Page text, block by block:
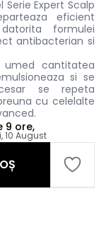
Expert Scalp
eficient
formulei
antibacterian si
cantitatea
si se
se repeta
cu celelalte
9 ore,
10 August